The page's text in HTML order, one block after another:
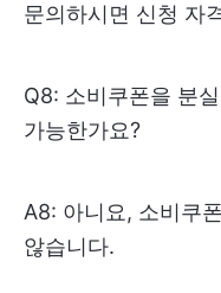
문의하시면 신청 자
Q8: 소비쿠폰을 분
가능한가요?
A8: 아니요, 소비쿠
않습니다.